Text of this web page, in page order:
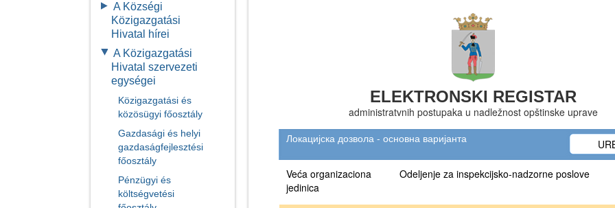
A Községi
Közigazgatási
Hivatal hírei
A Közigazgatási
Hivatal szervezeti
egységei
Közigazgatási és
közösügyi főosztály
Gazdasági és helyi
gazdaságfejlesztési
főosztály
Pénzügyi és
költségvetési
ELEKTRONSKI REGISTAR
administratvnih postupaka u nadležnost opštinske uprave
Локацијска дозвола - основна варијанта
Veća organizaciona
jedinica
Odeljenje za inspekcijsko-nadzorne poslove